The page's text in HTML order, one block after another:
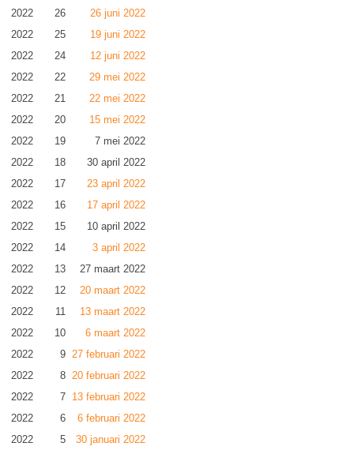
2022
26
26 juni 2022
2022
25
19 juni 2022
2022
24
12 juni 2022
2022
22
29 mei 2022
2022
21
22 mei 2022
2022
20
15 mei 2022
2022
19
7 mei 2022
2022
18
30 april 2022
2022
17
23 april 2022
2022
16
17 april 2022
2022
15
10 april 2022
2022
14
3 april 2022
2022
13
27 maart 2022
2022
12
20 maart 2022
2022
11
13 maart 2022
2022
10
6 maart 2022
2022
9 27 februari 2022
2022
8 20 februari 2022
2022
7 13 februari 2022
2022
6
6 februari 2022
2022
5
30 januari 2022